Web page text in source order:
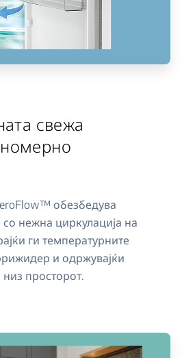
свежа
обезбедува
нежна циркулација на
ги температурните
и одржувајќи
просторот.